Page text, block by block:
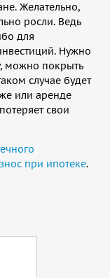
Желательно,
росли. Ведь
для
Нужно
можно покрыть
случае будет
или аренде
свои
при ипотеке.